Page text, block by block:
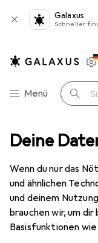
Deine
Wenn du nur das
und ähnlichen
und deinem
brauchen wir, um dir
Basisfunktionen
Galaxus
Schneller
Navigation nach
Menü Suche
Bücher